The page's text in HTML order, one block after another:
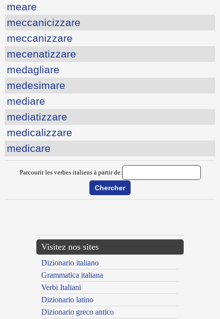
meare
meccanicizzare
meccanizzare
mecenatizzare
medagliare
medesimare
mediare
mediatizzare
medicalizzare
medicare
Parcourir les verbes italiens à partir de:
Visitez nos sites
Dizionario italiano
Grammatica italiana
Verbi Italiani
Dizionario latino
Dizionario greco antico